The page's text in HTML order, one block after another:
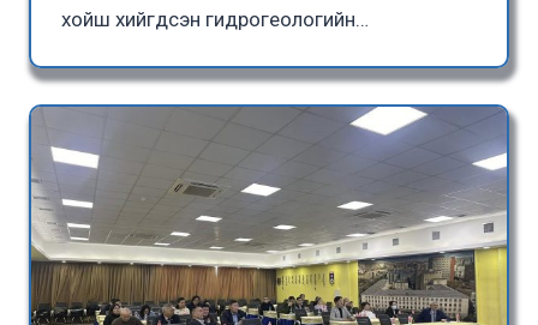
хойш хийгдсэн гидрогеологийн…